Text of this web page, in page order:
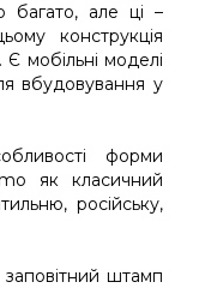
багато, але ці –
конструкція
мобільні моделі
вбудовування у
форми
як класичний
російську,
заповітний штамп